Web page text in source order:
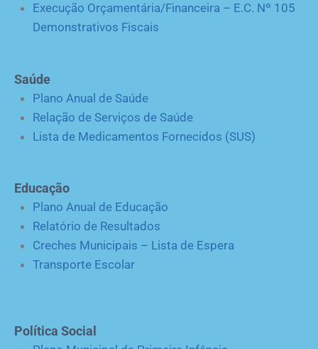
Execução Orçamentária/Financeira – E.C. Nº 105
Demonstrativos Fiscais
Saúde
Plano Anual de Saúde
Relação de Serviços de Saúde
Lista de Medicamentos Fornecidos (SUS)
Educação
Plano Anual de Educação
Relatório de Resultados
Creches Municipais – Lista de Espera
Transporte Escolar
Política Social